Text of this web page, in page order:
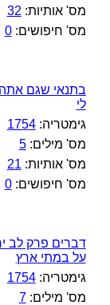
מס' אותיות: 32
מס' חיפושים:0
בתנאי שגם
לי
גימטריה:1754
מס' מילים:5
מס' אותיות: 21
מס' חיפושים:0
דברים פרק לב
על במתי ארץ
גימטריה:1754
מס' מילים:7